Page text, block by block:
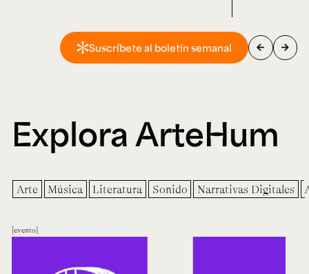
Suscríbete al boletín semanal arrow_back arrow_forward
Explora ArteHum
Arte Música Literatura Sonido Narrativas Digitales
evento